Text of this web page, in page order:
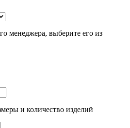
менеджера, выберите его из
и количество изделий